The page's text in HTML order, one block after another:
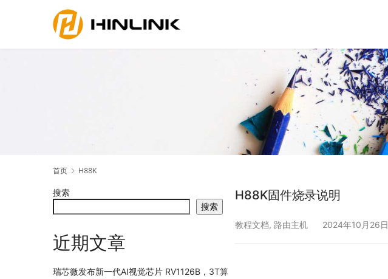
首页 H88K
H88K固件烧录说明
教程文档, 路由主机 2024年10月26日
搜索
搜索
近期文章
瑞芯微发布新一代AI视觉芯片 RV1126B，3T算